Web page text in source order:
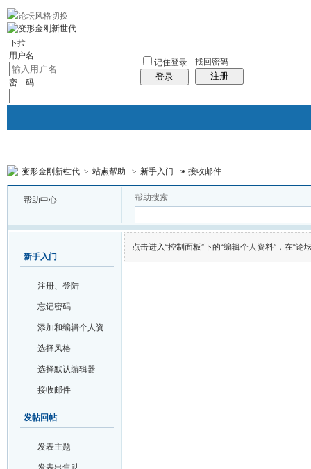
下拉
用户名
密 码
记住登录
登录
找回密码
注册
门户 论坛 图酷 资讯 群组
帖子
变形金刚新世代 > 站点帮助 > 新手入门 > 接收邮件
帮助中心 帮助搜索
新手入门
注册、登陆
忘记密码
添加和编辑个人资
料
选择风格
选择默认编辑器
接收邮件
发帖回帖
发表主题
点击进入“控制面板”下的“编辑个人资料”，在“